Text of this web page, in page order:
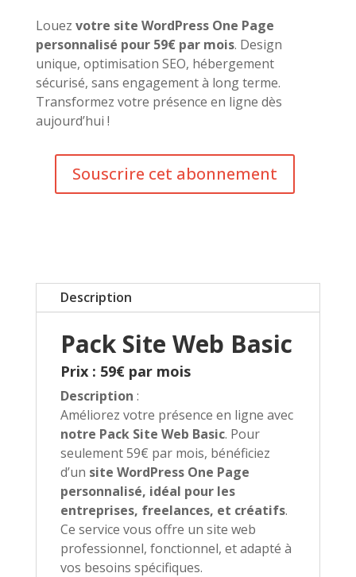
Louez votre site WordPress One Page
personnalisé pour 59€ par mois. Design
unique, optimisation SEO, hébergement
sécurisé, sans engagement à long terme.
Transformez votre présence en ligne dès
aujourd’hui !
quantité
vitrine
WordPress
Personnalisé
Souscrire cet abonnement
Description
Pack Site Web Basic
Prix : 59€ par mois
Description :
Améliorez votre présence en ligne avec
notre Pack Site Web Basic. Pour
seulement 59€ par mois, bénéficiez
d’un site WordPress One Page
personnalisé, idéal pour les
entreprises, freelances, et créatifs.
Ce service vous offre un site web
professionnel, fonctionnel, et adapté à
vos besoins spécifiques.